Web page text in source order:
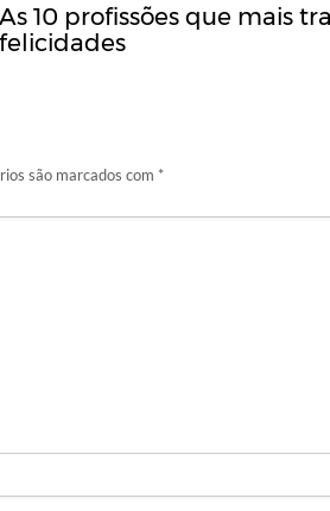
As 10 profissões que mais
felicidades
são marcados com *